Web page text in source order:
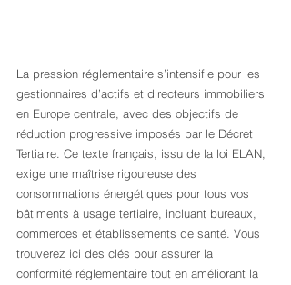
La pression réglementaire s’intensifie pour les
gestionnaires d’actifs et directeurs immobiliers
en Europe centrale, avec des objectifs de
réduction progressive imposés par le Décret
Tertiaire. Ce texte français, issu de la loi ELAN,
exige une maîtrise rigoureuse des
consommations énergétiques pour tous vos
bâtiments à usage tertiaire, incluant bureaux,
commerces et établissements de santé. Vous
trouverez ici des clés pour assurer la
conformité réglementaire tout en améliorant la